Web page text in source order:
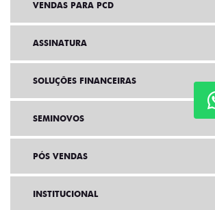
VENDAS PARA PCD
ASSINATURA
SOLUÇÕES FINANCEIRAS
SEMINOVOS
PÓS VENDAS
INSTITUCIONAL